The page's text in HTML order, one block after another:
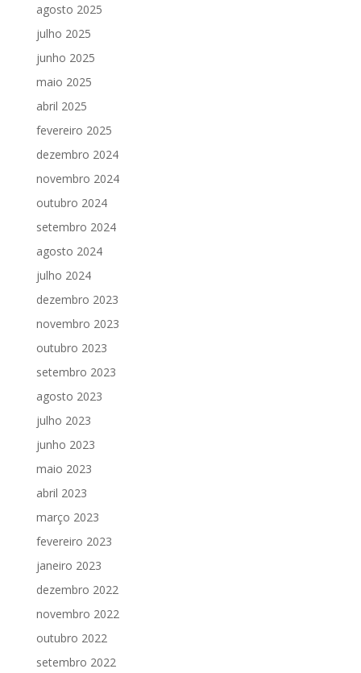
agosto 2025
julho 2025
junho 2025
maio 2025
abril 2025
fevereiro 2025
dezembro 2024
novembro 2024
outubro 2024
setembro 2024
agosto 2024
julho 2024
dezembro 2023
novembro 2023
outubro 2023
setembro 2023
agosto 2023
julho 2023
junho 2023
maio 2023
abril 2023
março 2023
fevereiro 2023
janeiro 2023
dezembro 2022
novembro 2022
outubro 2022
setembro 2022